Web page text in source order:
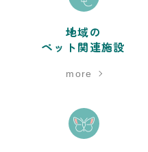
地域の
ペット関連施設
more